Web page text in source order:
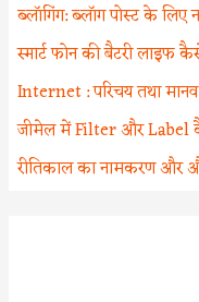
ब्लॉगिंग: ब्लॉग पोस्ट के
स्मार्ट फोन की बैटरी लाइफ
Internet : परिचय तथा मानव
जीमेल में Filter और Label
रीतिकाल का नामकरण और